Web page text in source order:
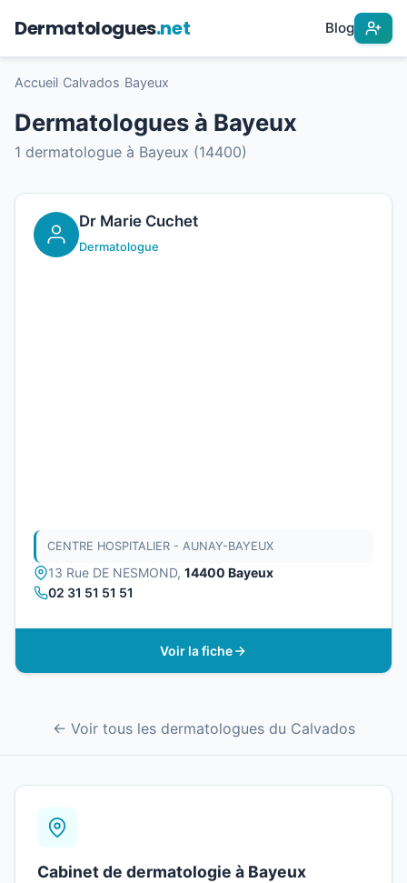
Dermatologues.net Blog
Accueil Calvados Bayeux
Dermatologues à Bayeux
1 dermatologue à Bayeux (14400)
Dr Marie Cuchet
Dermatologue
CENTRE HOSPITALIER - AUNAY-BAYEUX
13 Rue DE NESMOND, 14400 Bayeux
02 31 51 51 51
Voir la fiche
← Voir tous les dermatologues du Calvados
Cabinet de dermatologie à Bayeux